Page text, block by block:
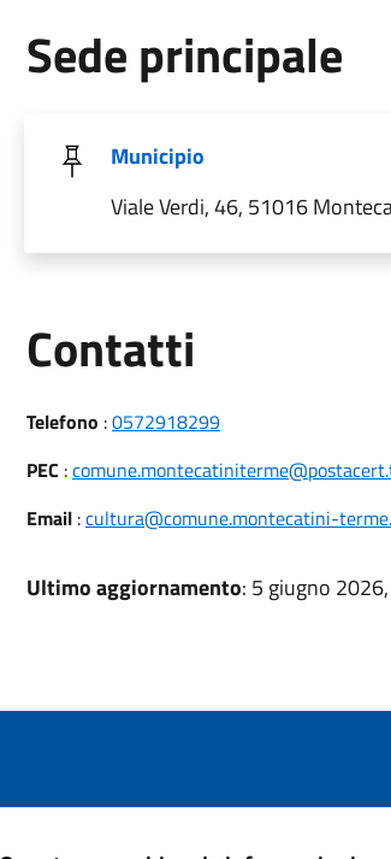
Sede principale
Municipio
Viale Verdi, 46, 51016
Contatti
Telefono :0572918299
PEC :
Email:cultura@comune.montecatini-
Ultimo aggiornamento: 5 giugno